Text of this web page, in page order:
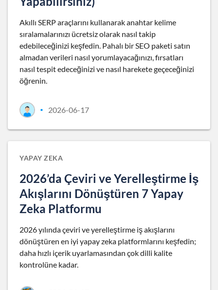
Akıllı SERP araçlarını kullanarak anahtar kelime
sıralamalarınızı ücretsiz olarak nasıl takip
edebileceğinizi keşfedin. Pahalı bir SEO paketi satın
almadan verileri nasıl yorumlayacağınızı, fırsatları
nasıl tespit edeceğinizi ve nasıl harekete geçeceğinizi
öğrenin.
• 2026-06-17
YAPAY ZEKA
2026’da Çeviri ve Yerelleştirme İş
Akışlarını Dönüştüren 7 Yapay
Zeka Platformu
2026 yılında çeviri ve yerelleştirme iş akışlarını
dönüştüren en iyi yapay zeka platformlarını keşfedin;
daha hızlı içerik uyarlamasından çok dilli kalite
kontrolüne kadar.